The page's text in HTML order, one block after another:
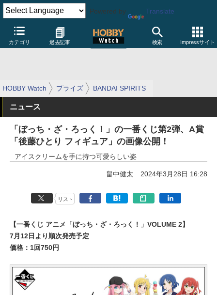
Powered by Translate
カテゴリ 過去記事 検索 Impressサイト
HOBBY Watch プライズ BANDAI SPIRITS
ニュース
「ぼっち・ざ・ろっく！」の一番くじ第2弾、A賞
「後藤ひとり フィギュア」の画像公開！
アイスクリームを手に持つ可愛らしい姿
畠中健太 2024年3月28日 16:28
リスト
【一番くじ アニメ「ぼっち・ざ・ろっく！」VOLUME 2】
7月12日より順次発売予定
価格：1回750円